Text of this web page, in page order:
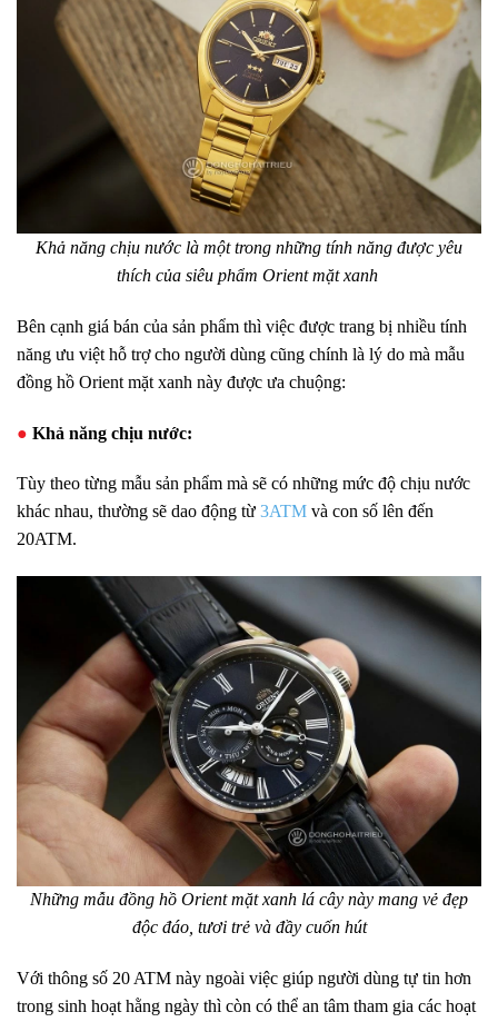
Khả năng chịu nước là một trong những tính năng được yêu
thích của siêu phẩm Orient mặt xanh
Bên cạnh giá bán của sản phẩm thì việc được trang bị nhiều tính
năng ưu việt hỗ trợ cho người dùng cũng chính là lý do mà mẫu
đồng hồ Orient mặt xanh này được ưa chuộng:
● Khả năng chịu nước:
Tùy theo từng mẫu sản phẩm mà sẽ có những mức độ chịu nước
khác nhau, thường sẽ dao động từ 3ATM và con số lên đến
20ATM.
Những mẫu đồng hồ Orient mặt xanh lá cây này mang vẻ đẹp
độc đáo, tươi trẻ và đầy cuốn hút
Với thông số 20 ATM này ngoài việc giúp người dùng tự tin hơn
trong sinh hoạt hằng ngày thì còn có thể an tâm tham gia các hoạt